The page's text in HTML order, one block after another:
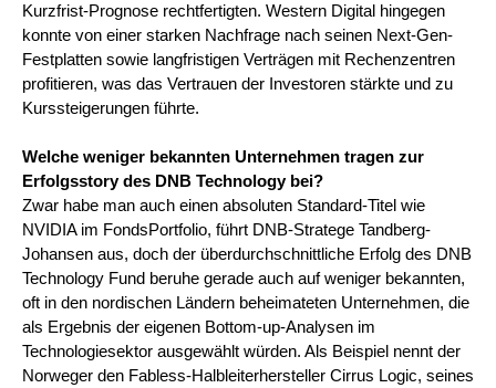
Kurzfrist-Prognose rechtfertigten. Western Digital hingegen
konnte von einer starken Nachfrage nach seinen Next-Gen-
Festplatten sowie langfristigen Verträgen mit Rechenzentren
profitieren, was das Vertrauen der Investoren stärkte und zu
Kurssteigerungen führte.
Welche weniger bekannten Unternehmen tragen zur
Erfolgsstory des DNB Technology bei?
Zwar habe man auch einen absoluten Standard-Titel wie
NVIDIA im FondsPortfolio, führt DNB-Stratege Tandberg-
Johansen aus, doch der überdurchschnittliche Erfolg des DNB
Technology Fund beruhe gerade auch auf weniger bekannten,
oft in den nordischen Ländern beheimateten Unternehmen, die
als Ergebnis der eigenen Bottom-up-Analysen im
Technologiesektor ausgewählt würden. Als Beispiel nennt der
Norweger den Fabless-Halbleiterhersteller Cirrus Logic, seines